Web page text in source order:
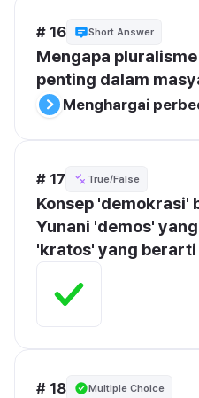
# 16 Short Answer
Mengapa
penting dalam
Menghargai
# 17 True/False
Konsep 'demokrasi'
Yunani 'demos'
'kratos' yang
# 18 Multiple Choice